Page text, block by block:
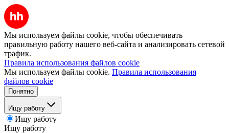
Мы используем файлы cookie, чтобы обеспечивать
правильную работу нашего веб-сайта и анализировать сетевой
трафик.
Правила использования файлов cookie
Мы используем файлы cookie. Правила использования
файлов cookie
Понятно
Ищу работу
Ищу работу
Ищу работу